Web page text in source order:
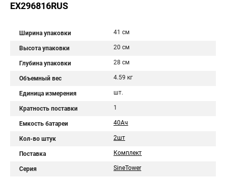
EX296816RUS
Ширина упаковки 41 см
Высота упаковки 20 см
Глубина упаковки 28 см
Объемный вес 4.59 кг
Единица измерения шт.
Кратность поставки 1
Емкость батареи 40Aч
Кол-во штук 2шт
Поставка Комплект
Серия SineTower